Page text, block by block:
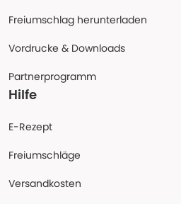
Freiumschlag herunterladen
Vordrucke & Downloads
Partnerprogramm
Hilfe
E-Rezept
Freiumschläge
Versandkosten